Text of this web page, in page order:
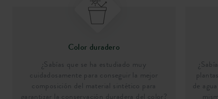
Color duradero
¿Sabías que se ha estudiado muy
cuidadosamente para conseguir la mejor
composición del material sintético para
garantizar la conservación duradera del color?
de